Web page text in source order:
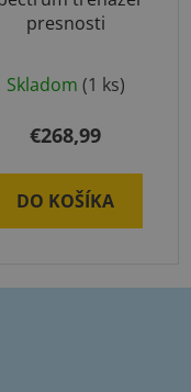
presnosti
Skladom (1 ks)
€268,99
DO KOŠÍKA